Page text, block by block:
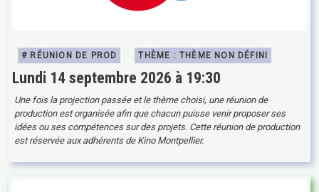
# RÉUNION DE PROD THÈME : THÈME NON DÉFINI
Lundi 14 septembre 2026 à 19:30
Une fois la projection passée et le thème choisi, une réunion de
production est organisée afin que chacun puisse venir proposer ses
idées ou ses compétences sur des projets. Cette réunion de production
est réservée aux adhérents de Kino Montpellier.